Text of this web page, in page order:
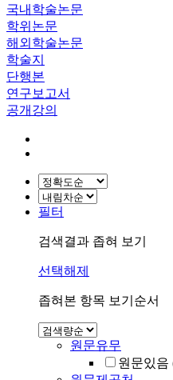
국내학술논문
학위논문
해외학술논문
학술지
단행본
연구보고서
공개강의
필터
검색결과 좁혀 보기
선택해제
좁혀본 항목 보기순서
원문유무
원문있음